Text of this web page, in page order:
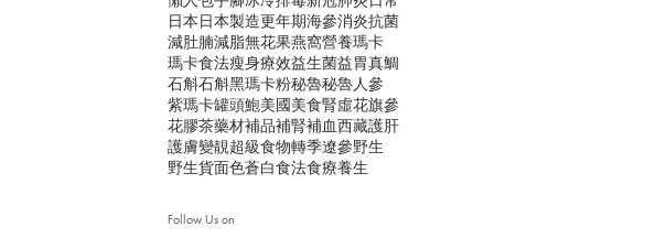
日本日本製造更年期海參消炎抗菌
減肚腩減脂無花果燕窩營養瑪卡
瑪卡食法瘦身療效益生菌益胃真鯛
石斛石斛黑瑪卡粉秘魯秘魯人參
紫瑪卡罐頭鮑美國美食腎虛花旗參
花膠茶藥材補品補腎補血西藏護肝
護膚變靚超級食物轉季遼參野生
野生貨面色蒼白食法食療養生
Follow Us on